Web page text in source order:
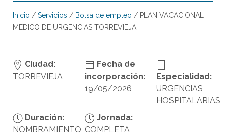
Inicio / Servicios / Bolsa de empleo / PLAN VACACIONAL
MEDICO DE URGENCIAS TORREVIEJA
Ciudad:
TORREVIEJA
Fecha de
incorporación:
19/05/2026
Especialidad:
URGENCIAS
HOSPITALARIAS
Duración:
NOMBRAMIENTO
Jornada:
COMPLETA